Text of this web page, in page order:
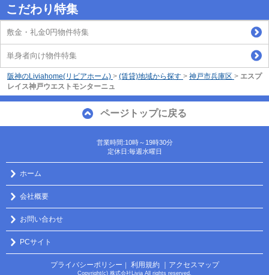
こだわり特集
敷金・礼金0円物件特集
単身者向け物件特集
阪神のLiviahome(リビアホーム) > (賃貸)地域から探す > 神戸市兵庫区 > エスプ
レイス神戸ウエストモンターニュ
ページトップに戻る
営業時間:10時～19時30分
定休日:毎週水曜日
ホーム
会社概要
お問い合わせ
PCサイト
プライバシーポリシー 利用規約 ｜アクセスマップ
Copyright(c) 株式会社Livia All rights reserved.